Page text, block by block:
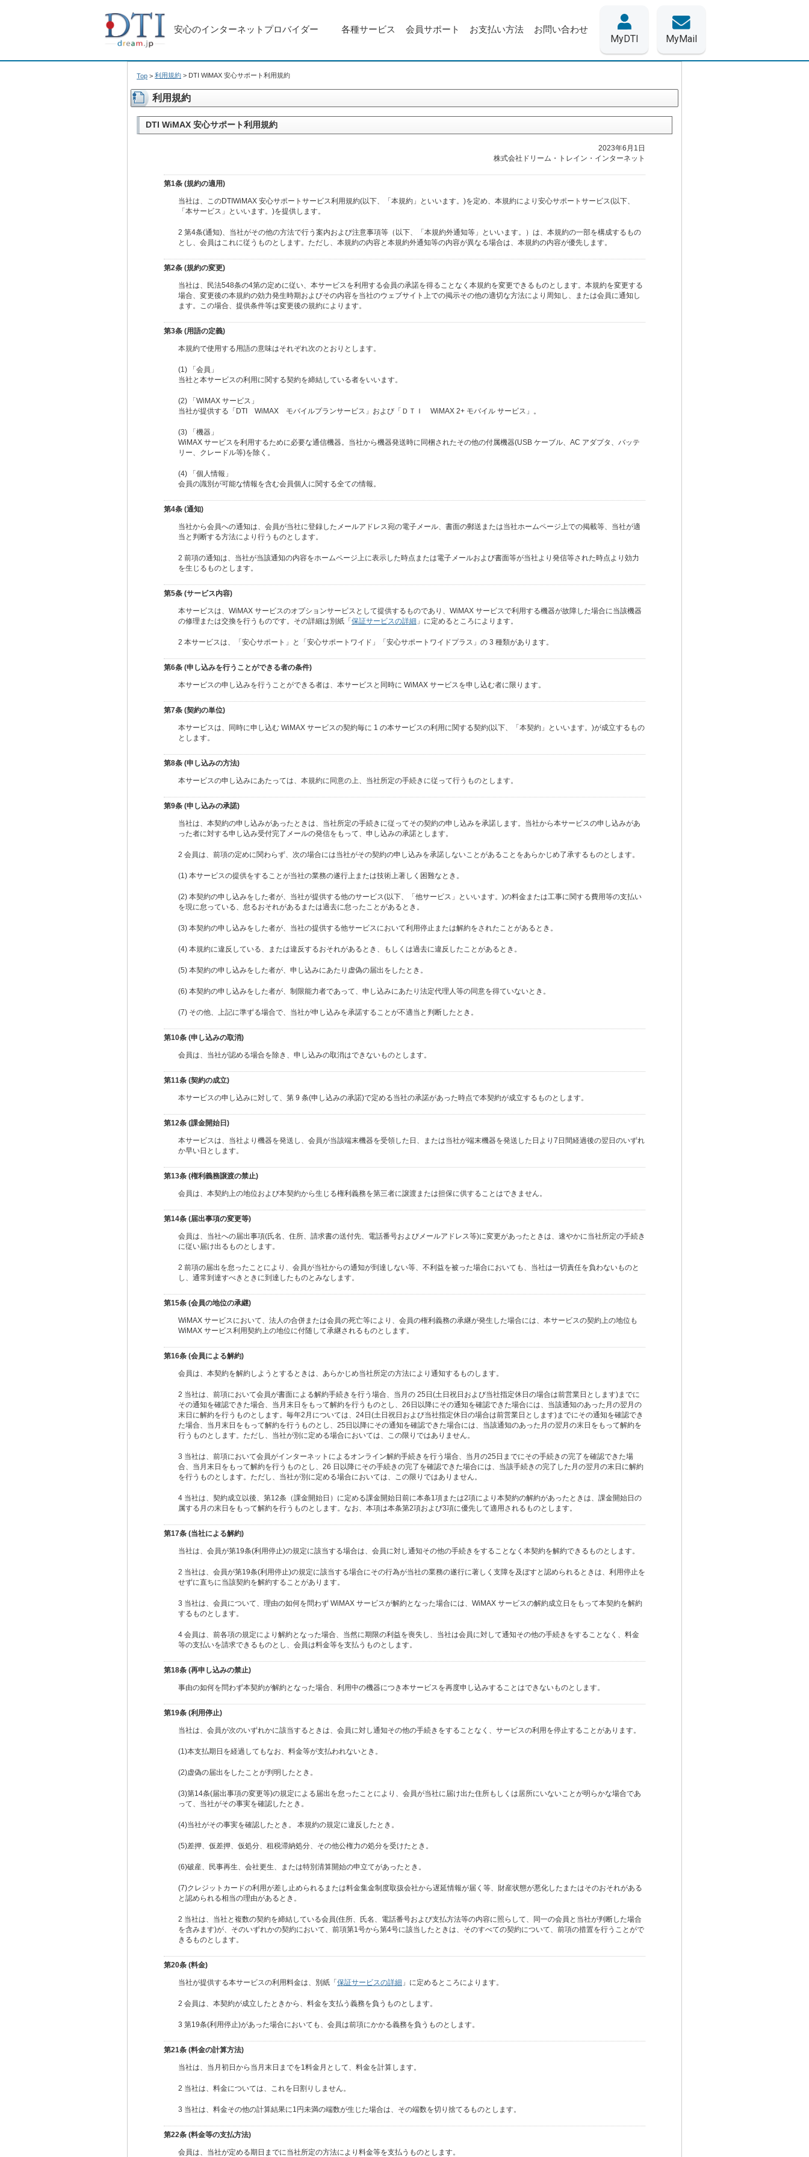
安心のインターネットプロバイダー 各種サービス 会員サポート お支払い方法 お問い合わせ
MyDTI MyMail
Top > 利用規約 > DTI WiMAX 安心サポート利用規約
利用規約
DTI WiMAX 安心サポート利用規約
2023年6月1日
株式会社ドリーム・トレイン・インターネット
第1条 (規約の適用)
当社は、このDTIWiMAX 安心サポートサービス利用規約(以下、「本規約」といいます。)を定め、本規約により安心サポートサービス(以下、
「本サービス」といいます。)を提供します。
2 第4条(通知)、当社がその他の方法で行う案内および注意事項等（以下、「本規約外通知等」といいます。）は、本規約の一部を構成するもの
とし、会員はこれに従うものとします。ただし、本規約の内容と本規約外通知等の内容が異なる場合は、本規約の内容が優先します。
第2条 (規約の変更)
当社は、民法548条の4第の定めに従い、本サービスを利用する会員の承諾を得ることなく本規約を変更できるものとします。本規約を変更する
場合、変更後の本規約の効力発生時期およびその内容を当社のウェブサイト上での掲示その他の適切な方法により周知し、または会員に通知し
ます。この場合、提供条件等は変更後の規約によります。
第3条 (用語の定義)
本規約で使用する用語の意味はそれぞれ次のとおりとします。
(1) 「会員」
当社と本サービスの利用に関する契約を締結している者をいいます。
(2) 「WiMAX サービス」
当社が提供する「DTI WiMAX モバイルプランサービス」および「ＤＴＩ WiMAX 2+ モバイル サービス」。
(3) 「機器」
WiMAX サービスを利用するために必要な通信機器。当社から機器発送時に同梱されたその他の付属機器(USB ケーブル、AC アダプタ、バッテ
リー、クレードル等)を除く。
(4) 「個人情報」
会員の識別が可能な情報を含む会員個人に関する全ての情報。
第4条 (通知)
当社から会員への通知は、会員が当社に登録したメールアドレス宛の電子メール、書面の郵送または当社ホームページ上での掲載等、当社が適
当と判断する方法により行うものとします。
2 前項の通知は、当社が当該通知の内容をホームページ上に表示した時点または電子メールおよび書面等が当社より発信等された時点より効力
を生じるものとします。
第5条 (サービス内容)
本サービスは、WiMAX サービスのオプションサービスとして提供するものであり、WiMAX サービスで利用する機器が故障した場合に当該機器
の修理または交換を行うものです。その詳細は別紙「 保証サービスの詳細 」に定めるところによります。
2 本サービスは、「安心サポート」と「安心サポートワイド」「安心サポートワイドプラス」の 3 種類があります。
第6条 (申し込みを行うことができる者の条件)
本サービスの申し込みを行うことができる者は、本サービスと同時に WiMAX サービスを申し込む者に限ります。
第7条 (契約の単位)
本サービスは、同時に申し込む WiMAX サービスの契約毎に 1 の本サービスの利用に関する契約(以下、「本契約」といいます。)が成立するもの
とします。
第8条 (申し込みの方法)
本サービスの申し込みにあたっては、本規約に同意の上、当社所定の手続きに従って行うものとします。
第9条 (申し込みの承諾)
当社は、本契約の申し込みがあったときは、当社所定の手続きに従ってその契約の申し込みを承諾します。当社から本サービスの申し込みがあ
った者に対する申し込み受付完了メールの発信をもって、申し込みの承諾とします。
2 会員は、前項の定めに関わらず、次の場合には当社がその契約の申し込みを承諾しないことがあることをあらかじめ了承するものとします。
(1) 本サービスの提供をすることが当社の業務の遂行上または技術上著しく困難なとき。
(2) 本契約の申し込みをした者が、当社が提供する他のサービス(以下、「他サービス」といいます。)の料金または工事に関する費用等の支払い
を現に怠っている、怠るおそれがあるまたは過去に怠ったことがあるとき。
(3) 本契約の申し込みをした者が、当社の提供する他サービスにおいて利用停止または解約をされたことがあるとき。
(4) 本規約に違反している、または違反するおそれがあるとき、もしくは過去に違反したことがあるとき。
(5) 本契約の申し込みをした者が、申し込みにあたり虚偽の届出をしたとき。
(6) 本契約の申し込みをした者が、制限能力者であって、申し込みにあたり法定代理人等の同意を得ていないとき。
(7) その他、上記に準ずる場合で、当社が申し込みを承諾することが不適当と判断したとき。
第10条 (申し込みの取消)
会員は、当社が認める場合を除き、申し込みの取消はできないものとします。
第11条 (契約の成立)
本サービスの申し込みに対して、第 9 条(申し込みの承諾)で定める当社の承諾があった時点で本契約が成立するものとします。
第12条 (課金開始日)
本サービスは、当社より機器を発送し、会員が当該端末機器を受領した日、または当社が端末機器を発送した日より7日間経過後の翌日のいずれ
か早い日とします。
第13条 (権利義務譲渡の禁止)
会員は、本契約上の地位および本契約から生じる権利義務を第三者に譲渡または担保に供することはできません。
第14条 (届出事項の変更等)
会員は、当社への届出事項(氏名、住所、請求書の送付先、電話番号およびメールアドレス等)に変更があったときは、速やかに当社所定の手続き
に従い届け出るものとします。
2 前項の届出を怠ったことにより、会員が当社からの通知が到達しない等、不利益を被った場合においても、当社は一切責任を負わないものと
し、通常到達すべきときに到達したものとみなします。
第15条 (会員の地位の承継)
WiMAX サービスにおいて、法人の合併または会員の死亡等により、会員の権利義務の承継が発生した場合には、本サービスの契約上の地位も
WiMAX サービス利用契約上の地位に付随して承継されるものとします。
第16条 (会員による解約)
会員は、本契約を解約しようとするときは、あらかじめ当社所定の方法により通知するものします。
2 当社は、前項において会員が書面による解約手続きを行う場合、当月の 25日(土日祝日および当社指定休日の場合は前営業日とします)までに
その通知を確認できた場合、当月末日をもって解約を行うものとし、26日以降にその通知を確認できた場合には、当該通知のあった月の翌月の
末日に解約を行うものとします。毎年2月については、24日(土日祝日および当社指定休日の場合は前営業日とします)までにその通知を確認でき
た場合、当月末日をもって解約を行うものとし、25日以降にその通知を確認できた場合には、当該通知のあった月の翌月の末日をもって解約を
行うものとします。ただし、当社が別に定める場合においては、この限りではありません。
3 当社は、前項において会員がインターネットによるオンライン解約手続きを行う場合、当月の25日までにその手続きの完了を確認できた場
合、当月末日をもって解約を行うものとし、26 日以降にその手続きの完了を確認できた場合には、当該手続きの完了した月の翌月の末日に解約
を行うものとします。ただし、当社が別に定める場合においては、この限りではありません。
4 当社は、契約成立以後、第12条（課金開始日）に定める課金開始日前に本条1項または2項により本契約の解約があったときは、課金開始日の
属する月の末日をもって解約を行うものとします。なお、本項は本条第2項および3項に優先して適用されるものとします。
第17条 (当社による解約)
当社は、会員が第19条(利用停止)の規定に該当する場合は、会員に対し通知その他の手続きをすることなく本契約を解約できるものとします。
2 当社は、会員が第19条(利用停止)の規定に該当する場合にその行為が当社の業務の遂行に著しく支障を及ぼすと認められるときは、利用停止を
せずに直ちに当該契約を解約することがあります。
3 当社は、会員について、理由の如何を問わず WiMAX サービスが解約となった場合には、WiMAX サービスの解約成立日をもって本契約を解約
するものとします。
4 会員は、前各項の規定により解約となった場合、当然に期限の利益を喪失し、当社は会員に対して通知その他の手続きをすることなく、料金
等の支払いを請求できるものとし、会員は料金等を支払うものとします。
第18条 (再申し込みの禁止)
事由の如何を問わず本契約が解約となった場合、利用中の機器につき本サービスを再度申し込みすることはできないものとします。
第19条 (利用停止)
当社は、会員が次のいずれかに該当するときは、会員に対し通知その他の手続きをすることなく、サービスの利用を停止することがあります。
(1)本支払期日を経過してもなお、料金等が支払われないとき。
(2)虚偽の届出をしたことが判明したとき。
(3)第14条(届出事項の変更等)の規定による届出を怠ったことにより、会員が当社に届け出た住所もしくは居所にいないことが明らかな場合であ
って、当社がその事実を確認したとき。
(4)当社がその事実を確認したとき。 本規約の規定に違反したとき。
(5)差押、仮差押、仮処分、租税滞納処分、その他公権力の処分を受けたとき。
(6)破産、民事再生、会社更生、または特別清算開始の申立てがあったとき。
(7)クレジットカードの利用が差し止められるまたは料金集金制度取扱会社から遅延情報が届く等、財産状態が悪化したまたはそのおそれがある
と認められる相当の理由があるとき。
2 当社は、当社と複数の契約を締結している会員(住所、氏名、電話番号および支払方法等の内容に照らして、同一の会員と当社が判断した場合
を含みます)が、そのいずれかの契約において、前項第1号から第4号に該当したときは、そのすべての契約について、前項の措置を行うことがで
きるものとします。
第20条 (料金)
当社が提供する本サービスの利用料金は、別紙「 保証サービスの詳細 」に定めるところによります。
2 会員は、本契約が成立したときから、料金を支払う義務を負うものとします。
3 第19条(利用停止)があった場合においても、会員は前項にかかる義務を負うものとします。
第21条 (料金の計算方法)
当社は、当月初日から当月末日までを1料金月として、料金を計算します。
2 当社は、料金については、これを日割りしません。
3 当社は、料金その他の計算結果に1円未満の端数が生じた場合は、その端数を切り捨てるものとします。
第22条 (料金等の支払方法)
会員は、当社が定める期日までに当社所定の方法により料金等を支払うものとします。